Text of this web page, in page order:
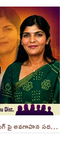
మహిళలు, విద్యార్తినిలు ఎదుర్కొంటున్న ప్రివెన్షన్ ఆఫ్ స్టాకింగ్ పై అవగాహన సదస్సు.. - ||YES 9TV